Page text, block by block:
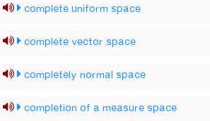
complete uniform space
complete vector space
completely normal space
completion of a measure space